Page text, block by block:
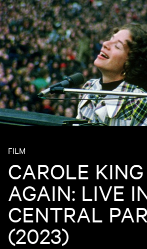
FILM
CAROLE
AGAIN: LIVE
CENTRAL
(2023)